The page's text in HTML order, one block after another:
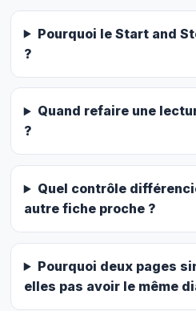
Pourquoi le Start and
?
Quand refaire une
?
Quel contrôle
autre fiche proche ?
Pourquoi deux pages
elles pas avoir le même